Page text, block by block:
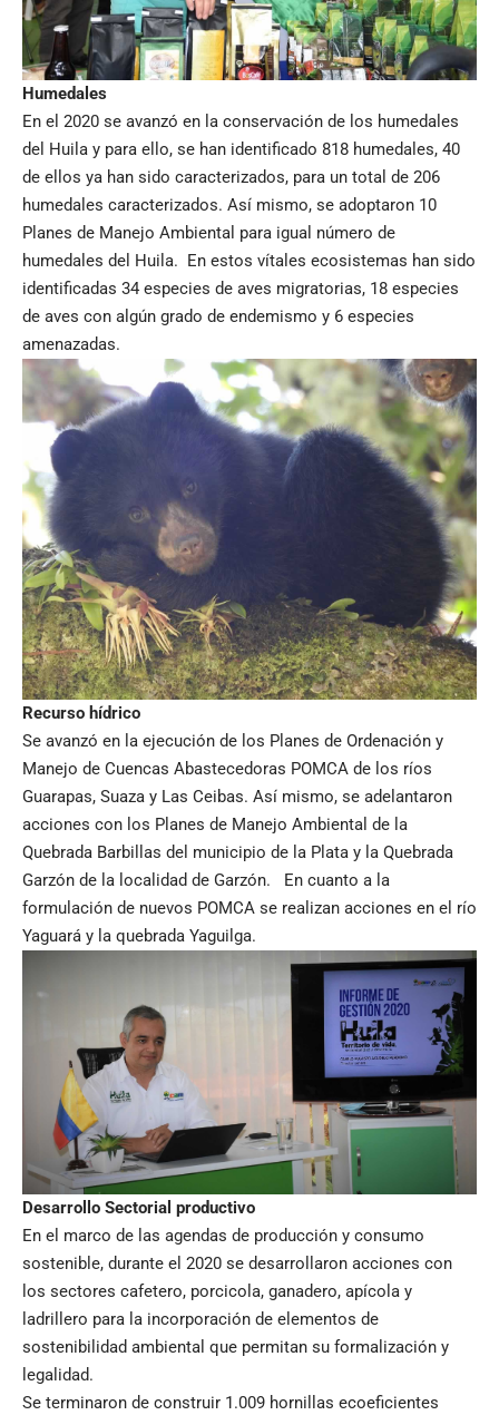
Humedales
En el 2020 se avanzó en la conservación de los humedales
del Huila y para ello, se han identificado 818 humedales, 40
de ellos ya han sido caracterizados, para un total de 206
humedales caracterizados. Así mismo, se adoptaron 10
Planes de Manejo Ambiental para igual número de
humedales del Huila. En estos vítales ecosistemas han sido
identificadas 34 especies de aves migratorias, 18 especies
de aves con algún grado de endemismo y 6 especies
amenazadas.
Recurso hídrico
Se avanzó en la ejecución de los Planes de Ordenación y
Manejo de Cuencas Abastecedoras POMCA de los ríos
Guarapas, Suaza y Las Ceibas. Así mismo, se adelantaron
acciones con los Planes de Manejo Ambiental de la
Quebrada Barbillas del municipio de la Plata y la Quebrada
Garzón de la localidad de Garzón. En cuanto a la
formulación de nuevos POMCA se realizan acciones en el río
Yaguará y la quebrada Yaguilga.
Desarrollo Sectorial productivo
En el marco de las agendas de producción y consumo
sostenible, durante el 2020 se desarrollaron acciones con
los sectores cafetero, porcicola, ganadero, apícola y
ladrillero para la incorporación de elementos de
sostenibilidad ambiental que permitan su formalización y
legalidad.
Se terminaron de construir 1.009 hornillas ecoeficientes